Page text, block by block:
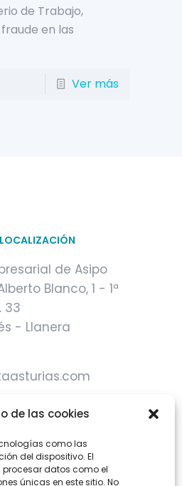
de las cookies
como las
del dispositivo. El
datos como el
únicas en este sitio. No
de Trabajo,
en las
Ver más
de Asipo
Blanco, 1 - 1ª
33
- Llanera
Móvil: 639 711 231 /